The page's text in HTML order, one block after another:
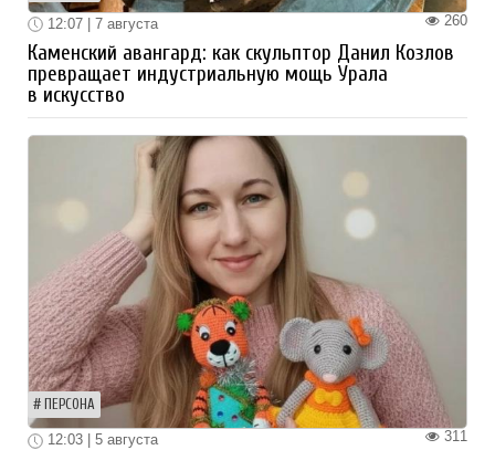
260
12:07 | 7 августа
Каменский авангард: как скульптор Данил Козлов
превращает индустриальную мощь Урала
в искусство
ПЕРСОНА
311
12:03 | 5 августа